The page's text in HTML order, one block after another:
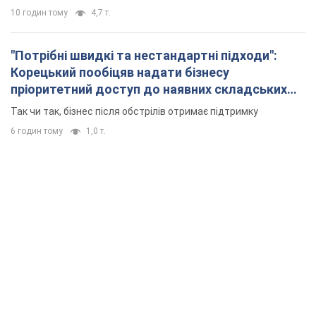
10 годин тому 4,7 т.
"Потрібні швидкі та нестандартні підходи":
Корецький пообіцяв надати бізнесу
пріоритетний доступ до наявних складських
приміщень
Так чи так, бізнес після обстрілів отримає підтримку
6 годин тому 1,0 т.